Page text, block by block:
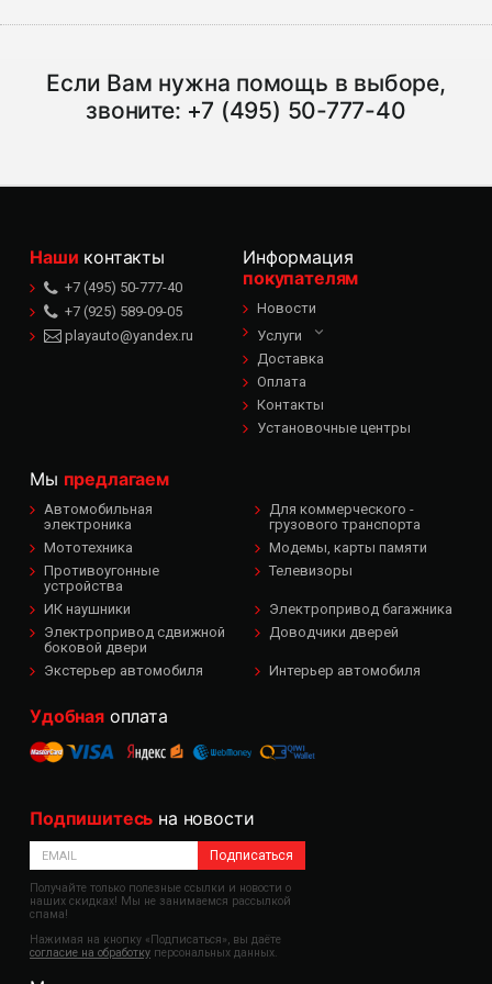
Если Вам нужна помощь в выборе,
звоните: +7 (495) 50-777-40
Наши контакты
+7 (495) 50-777-40
+7 (925) 589-09-05
playauto@yandex.ru
Информация
покупателям
Новости
Услуги
Доставка
Оплата
Контакты
Установочные центры
Мы предлагаем
Автомобильная
электроника
Для коммерческого -
грузового транспорта
Мототехника
Модемы, карты памяти
Противоугонные
устройства
Телевизоры
ИК наушники
Электропривод багажника
Электропривод сдвижной
боковой двери
Доводчики дверей
Экстерьер автомобиля Интерьер автомобиля
Удобнаяоплата
Подпишитесь на новости
Подписаться
Получайте только полезные ссылки и новости о
наших скидках! Мы не занимаемся рассылкой
спама!
Нажимая на кнопку «Подписаться», вы даёте
согласие на обработку персональных данных.